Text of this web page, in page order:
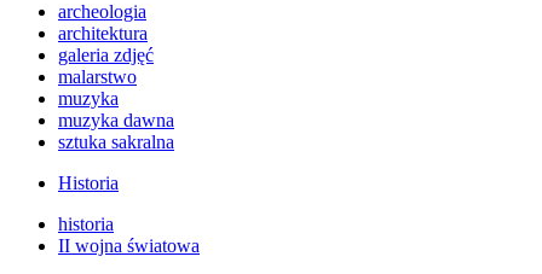
archeologia
architektura
galeria zdjęć
malarstwo
muzyka
muzyka dawna
sztuka sakralna
Historia
historia
II wojna światowa